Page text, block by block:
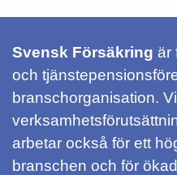
Svensk Försäkring är
och
branschorganisation.
arbetar också för ett
branschen och för